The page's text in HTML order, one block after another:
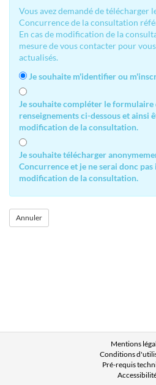
Vous avez demandé de télécharger
Concurrence de la consultation
En cas de modification de la
mesure de vous contacter pour
actualisés.
Je souhaite m'identifier ou
Je souhaite compléter le formulaire
renseignements ci-dessous et ainsi
modification de la consultation.
Je souhaite télécharger
Concurrence et je ne serai donc
modification de la consultation.
Mentions
Conditions
Pré-requis